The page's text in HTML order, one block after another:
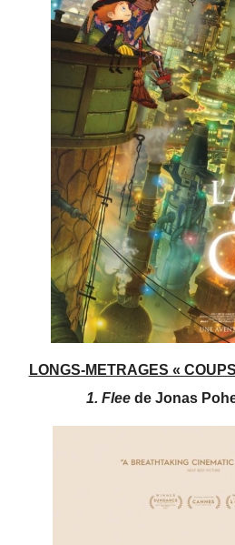
LONGS-METRAGES «
1. Flee de Jonas